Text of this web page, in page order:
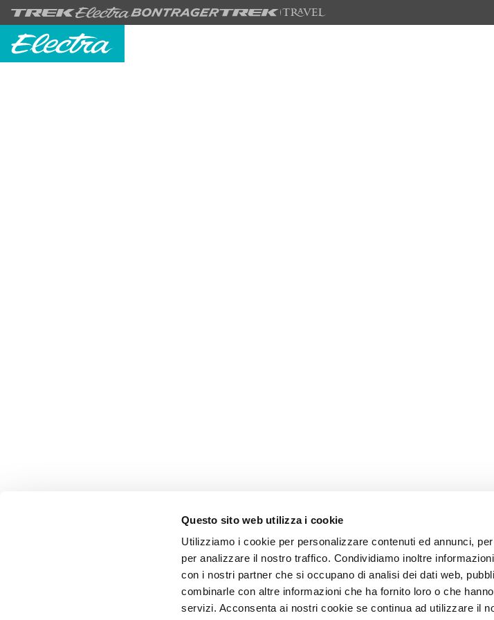
Questo sito web utilizza i cookie
Utilizziamo i cookie per personalizzare contenuti ed annunci,
per analizzare il nostro traffico. Condividiamo inoltre
con i nostri partner che si occupano di analisi dei dati web,
combinarle con altre informazioni che ha fornito loro o che
servizi. Acconsenta ai nostri cookie se continua ad utilizzare il